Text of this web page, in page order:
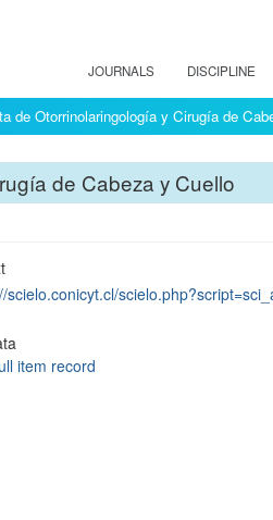
JOURNALS DISCIPLINE
de Otorrinolaringología y Cirugía de
de Cabeza y Cuello
scielo.conicyt.cl/
item record